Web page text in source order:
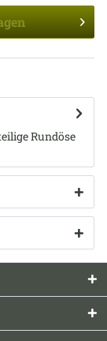
Rundöse